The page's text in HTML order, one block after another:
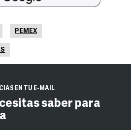
PEMEX
EN TU E-MAIL
saber para